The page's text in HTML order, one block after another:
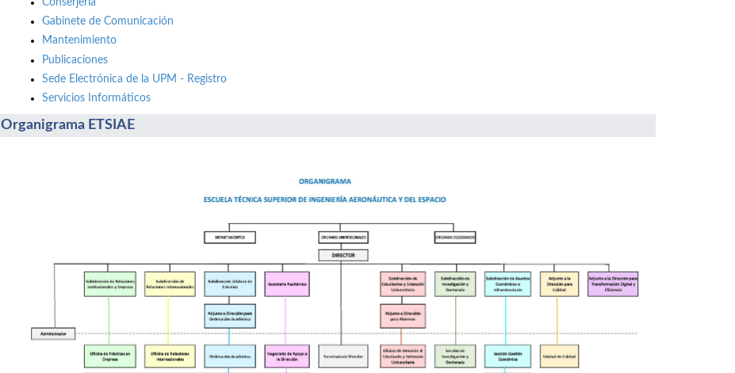
Conserjería
Gabinete de Comunicación
Mantenimiento
Publicaciones
Sede Electrónica de la UPM - Registro
Servicios Informáticos
Organigrama ETSIAE